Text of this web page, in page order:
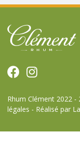
Rhum Clément 2022
légales - Réalisé par